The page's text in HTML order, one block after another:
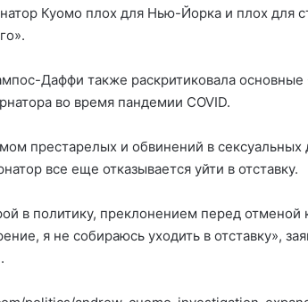
Куомо плох для Нью-Йорка и плох для
Даффи также раскритиковала
во время пандемии COVID.
престарелых и обвинений в сексуальных
все еще отказывается уйти в отставку.
в политику, преклонением перед отменой
я не собираюсь уходить в отставку»,